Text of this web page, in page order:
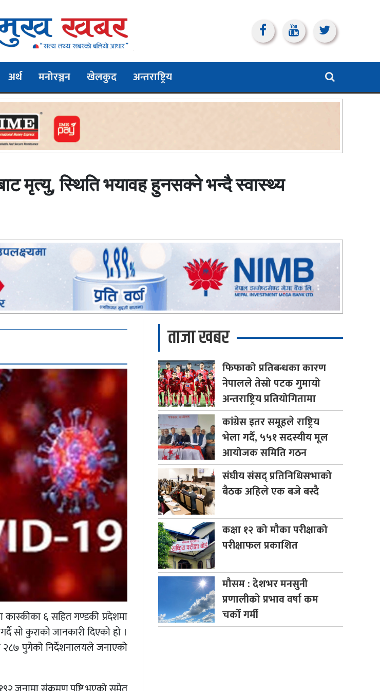
अर्थ मनोरञ्जन खेलकुद अन्तराष्ट्रिय
मृत्यु, स्थिति भयावह हुनसक्ने भन्दै स्वास्थ्य
६ सहित गण्डकी प्रदेशमा
सो कुराको जानकारी दिएको हो ।
पुगेको निर्देशनालयले जनाएको
ताजा खबर
फिफाकोप्रतिबन्धका कारण
नेपालले तेस्रो पटक गुमायो
अन्तराष्ट्रिय प्रतियोगितामा
कांग्रेसइतर समूहले राष्ट्रिय
भेला गर्दै, ५५१ सदस्यीय मूल
आयोजक समिति गठन
संघीयसंसद् प्रतिनिधिसभाको
बैठक अहिले एक बजे बस्दै
कक्षा१२ को मौका परीक्षाको
परीक्षाफल प्रकाशित
मौसम: देशभर मनसुनी
प्रणालीको प्रभाव वर्षा कम
चर्को गर्मी